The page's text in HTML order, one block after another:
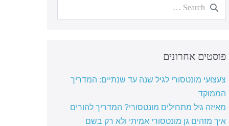
פוסטים אחרונים
צעצועי מונטסורי לגיל שנה עד שנתיים: המדריך
הממוקד
מאיזה גיל מתחילים מונטסורי? המדריך להורים
איך מזהים גן מונטסורי אמיתי ולא רק בשם